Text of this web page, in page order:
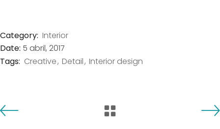
Category: Interior
Date: 5 abril, 2017
Tags: Creative Detail Interior design